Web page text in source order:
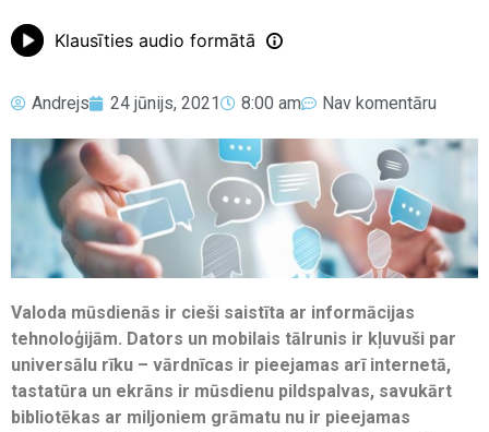
Klausīties audio formātā
Andrejs 24 jūnijs, 2021 8:00 am Nav komentāru
Valoda mūsdienās ir cieši saistīta ar informācijas
tehnoloģijām. Dators un mobilais tālrunis ir kļuvuši par
universālu rīku – vārdnīcas ir pieejamas arī internetā,
tastatūra un ekrāns ir mūsdienu pildspalvas, savukārt
bibliotēkas ar miljoniem grāmatu nu ir pieejamas